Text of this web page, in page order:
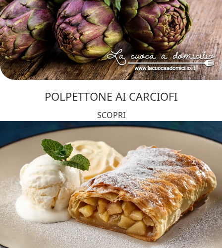
POLPETTONE AI CARCIOFI
SCOPRI